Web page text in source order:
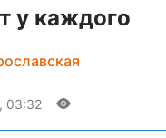
у каждого
03:32